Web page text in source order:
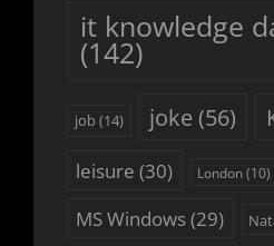
it knowledge
(142)
job(14) joke (56)
leisure (30) London(10)
MS Windows(29)